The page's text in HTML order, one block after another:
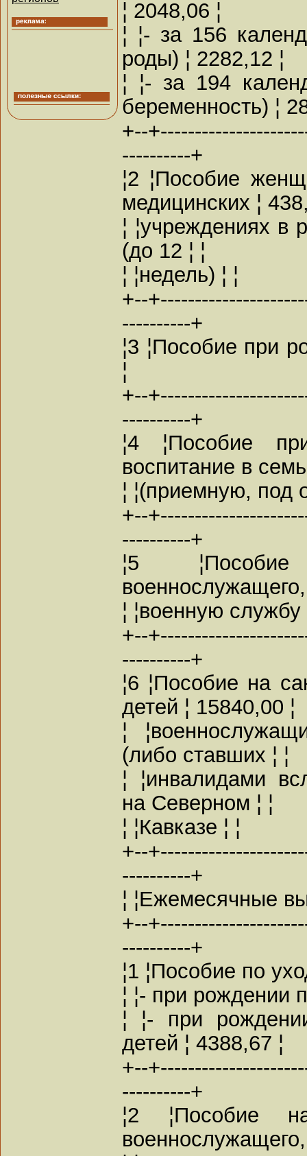
¦ 2048,06 ¦
¦ ¦- за 156
роды) ¦ 2282,12 ¦
¦ ¦- за 194
беременность) ¦
+--
----------+
¦2 ¦Пособие
медицинских ¦
¦ ¦учреждениях в
(до 12 ¦ ¦
¦ ¦недель) ¦ ¦
+--
----------+
¦3 ¦Пособие при
¦
+--
----------+
¦4 ¦Пособие
воспитание в
¦ ¦(приемную, под
+--
----------+
¦5
¦ ¦военную службу
+--
----------+
¦6 ¦Пособие на
детей ¦ 15840,00 ¦
¦
(либо ставших ¦ ¦
¦ ¦инвалидами
на Северном ¦ ¦
¦ ¦Кавказе ¦ ¦
+--
----------+
¦ ¦Ежемесячные
+--
----------+
¦1 ¦Пособие по
¦ ¦- при рождении
¦ ¦- при
детей ¦ 4388,67 ¦
+--
----------+
¦2 ¦Пособие
военнослужащего,